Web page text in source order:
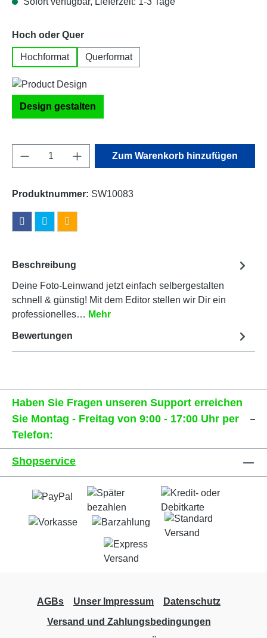
Hoch oder Querauswählen
Hochformat Querformat
Design gestalten
Produkt Anzahl: Gib den gewünschten
Zum Warenkorb hinzufügen
Produktnummer: SW10083
Beschreibung
Deine Foto-Leinwand jetzt einfach selbergestalten
schnell & günstig! Mit dem Editor stellen wir Dir ein
professionelles… Mehr
Bewertungen
Haben Sie Fragen unseren Support erreichen
Sie Montag - Freitag von 9:00 - 17:00 Uhr per
Telefon:
Shopservice
AGBs Unser Impressum
Datenschutz
Versand und Zahlungsbedingungen